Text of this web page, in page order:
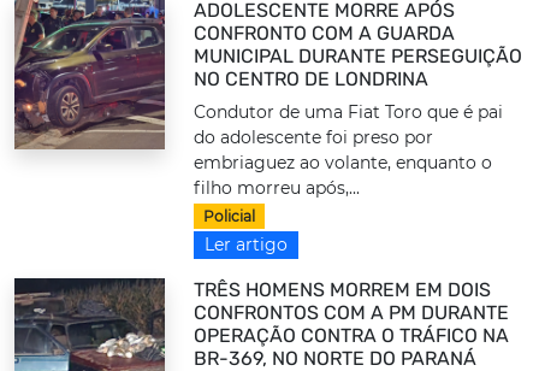
ADOLESCENTE MORRE APÓS
CONFRONTO COM A GUARDA
MUNICIPAL DURANTE PERSEGUIÇÃO
NO CENTRO DE LONDRINA
Condutor de uma Fiat Toro que é pai
do adolescente foi preso por
embriaguez ao volante, enquanto o
filho morreu após,...
Policial
Ler artigo
TRÊS HOMENS MORREM EM DOIS
CONFRONTOS COM A PM DURANTE
OPERAÇÃO CONTRA O TRÁFICO NA
BR-369, NO NORTE DO PARANÁ